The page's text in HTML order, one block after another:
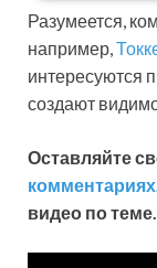
Разумеется,
например,
интересуются
создают
Оставляйте
комментариях
видео по теме.